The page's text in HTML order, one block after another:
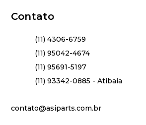
Contato
(11) 4306-6759
(11) 95042-4674
(11) 95691-5197
(11) 93342-0885 - Atibaia
contato@asiparts.com.br